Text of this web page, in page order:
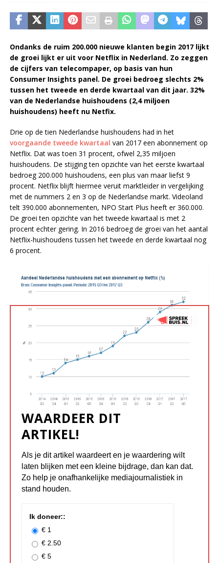
Ondanks de ruim 200.000 nieuwe klanten begin 2017 lijkt
de groei lijkt er uit voor Netflix in Nederland. Zo zeggen
de cijfers van telecompaper, op basis van hun
Consumer Insights panel. De groei bedroeg slechts 2%
tussen het tweede en derde kwartaal van dit jaar. 32%
van de Nederlandse huishoudens (2,4 miljoen
huishoudens) heeft nu Netfix.
Drie op de tien Nederlandse huishoudens had in het
voorgaande tweede kwartaal van 2017 een abonnement op
Netflix. Dat was toen 31 procent, ofwel 2,35 miljoen
huishoudens. De stijging ten opzichte van het eerste kwartaal
bedroeg 200.000 huishoudens, een plus van maar liefst 9
procent. Netflix blijft hiermee veruit marktleider in vergelijking
met de nummers 2 en 3 op de Nederlandse markt. Videoland
telt 390.000 abonnementen, NPO Start Plus heeft er 360.000.
De groei ten opzichte van het tweede kwartaal is met 2
procent echter gering. In 2016 bedroeg de groei van het aantal
Netflix-huishoudens tussen het tweede en derde kwartaal nog
6 procent.
WAARDEER DIT
ARTIKEL!
Als je dit artikel waardeert en je waardering wilt
laten blijken met een kleine bijdrage, dan kan dat.
Zo help je onafhankelijke mediajournalistiek in
stand houden.
Ik doneer::
€ 1
€ 2.50
€ 5